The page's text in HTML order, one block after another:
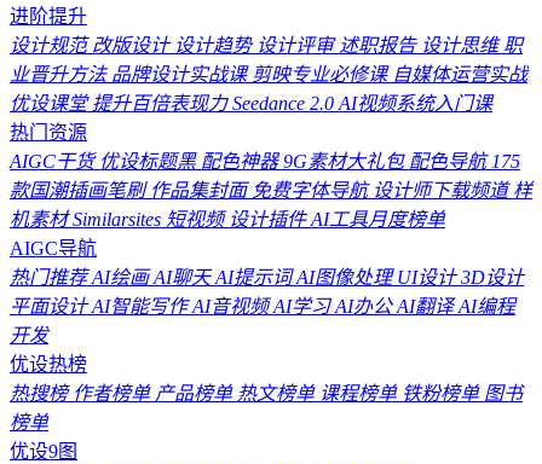
进阶提升
设计规范改版设计设计趋势设计评审述职报告设计思维职
业晋升方法品牌设计实战课剪映专业必修课自媒体运营实战
优设课堂提升百倍表现力Seedance 2.0 AI视频系统入门课
热门资源
AIGC干货优设标题黑配色神器9G素材大礼包配色导航175
款国潮插画笔刷作品集封面免费字体导航设计师下载频道样
机素材Similarsites 短视频设计插件AI工具月度榜单
AIGC导航
热门推荐AI绘画AI聊天AI提示词AI图像处理UI设计3D设计
平面设计AI智能写作AI音视频AI学习AI办公AI翻译AI编程
开发
优设热榜
热搜榜作者榜单产品榜单热文榜单课程榜单铁粉榜单图书
榜单
优设9图